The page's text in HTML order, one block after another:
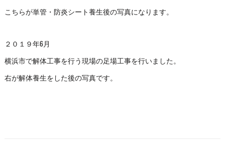
こちらが単管・防炎シート養生後の写真になります。
２０１９年6月
横浜市で解体工事を行う現場の足場工事を行いました。
右が解体養生をした後の写真です。